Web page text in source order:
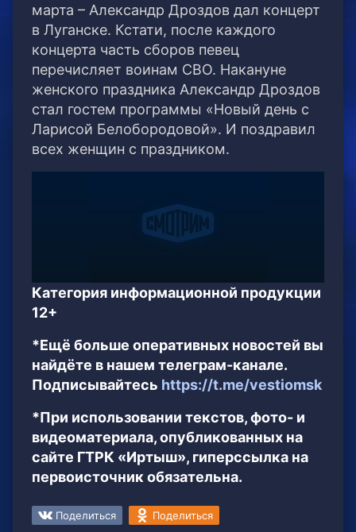
марта – Александр Дроздов дал концерт
в Луганске. Кстати, после каждого
концерта часть сборов певец
перечисляет воинам СВО. Накануне
женского праздника Александр Дроздов
стал гостем программы «Новый день с
Ларисой Белобородовой». И поздравил
всех женщин с праздником.
Категория информационной продукции
12+
*Ещё больше оперативных новостей вы
найдёте в нашем телеграм-канале.
Подписывайтесь https://t.me/vestiomsk
*При использовании текстов, фото- и
видеоматериала, опубликованных на
сайте ГТРК «Иртыш», гиперссылка на
первоисточник обязательна.
Поделиться Поделиться